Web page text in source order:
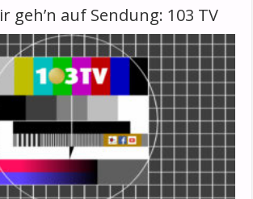
geh’n auf Sendung: 103 TV